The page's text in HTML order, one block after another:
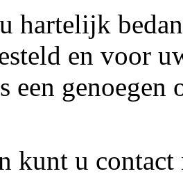
hartelijk
en voor
een
kunt u contact